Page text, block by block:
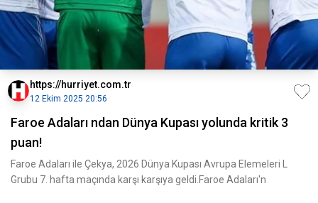
https://hurriyet.com.tr
12 Ekim 2025 20:56
Faroe Adaları ndan Dünya Kupası yolunda kritik 3
puan!
Faroe Adaları ile Çekya, 2026 Dünya Kupası Avrupa Elemeleri L
Grubu 7. hafta maçında karşı karşıya geldi.Faroe Adaları'n